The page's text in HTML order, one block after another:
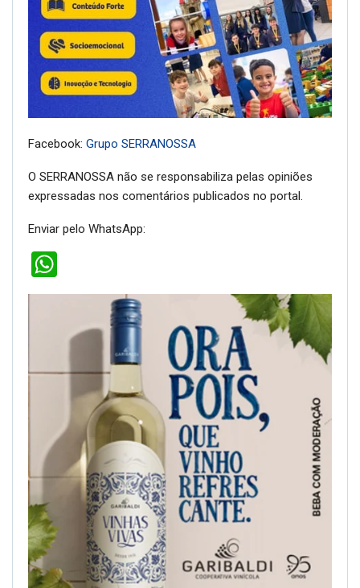
Facebook: Grupo SERRANOSSA
O SERRANOSSA não se responsabiliza pelas opiniões
expressadas nos comentários publicados no portal.
Enviar pelo WhatsApp: